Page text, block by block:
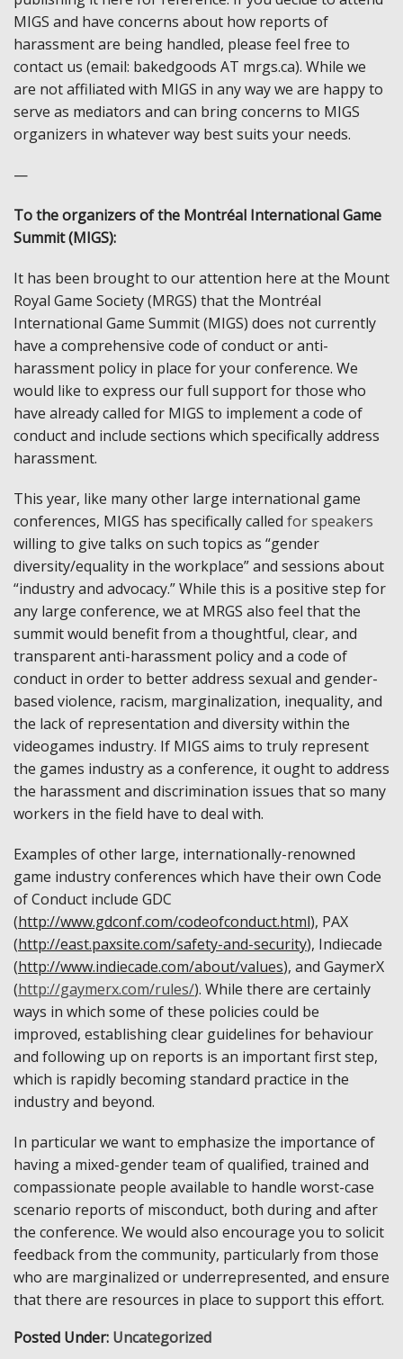
MIGS and have concerns about how reports of
harassment are being handled, please feel free to
contact us (email: bakedgoods AT mrgs.ca). While we
are not affiliated with MIGS in any way we are happy to
serve as mediators and can bring concerns to MIGS
organizers in whatever way best suits your needs.
—
To the organizers of the Montréal International Game
Summit (MIGS):
It has been brought to our attention here at the Mount
Royal Game Society (MRGS) that the Montréal
International Game Summit (MIGS) does not currently
have a comprehensive code of conduct or anti-
harassment policy in place for your conference. We
would like to express our full support for those who
have already called for MIGS to implement a code of
conduct and include sections which specifically address
harassment.
This year, like many other large international game
conferences, MIGS has specifically called for speakers
willing to give talks on such topics as “gender
diversity/equality in the workplace” and sessions about
“industry and advocacy.” While this is a positive step for
any large conference, we at MRGS also feel that the
summit would benefit from a thoughtful, clear, and
transparent anti-harassment policy and a code of
conduct in order to better address sexual and gender-
based violence, racism, marginalization, inequality, and
the lack of representation and diversity within the
videogames industry. If MIGS aims to truly represent
the games industry as a conference, it ought to address
the harassment and discrimination issues that so many
workers in the field have to deal with.
Examples of other large, internationally-renowned
game industry conferences which have their own Code
of Conduct include GDC
(http://www.gdconf.com/codeofconduct.html), PAX
(http://east.paxsite.com/safety-and-security), Indiecade
(http://www.indiecade.com/about/values), and GaymerX
(http://gaymerx.com/rules/). While there are certainly
ways in which some of these policies could be
improved, establishing clear guidelines for behaviour
and following up on reports is an important first step,
which is rapidly becoming standard practice in the
industry and beyond.
In particular we want to emphasize the importance of
having a mixed-gender team of qualified, trained and
compassionate people available to handle worst-case
scenario reports of misconduct, both during and after
the conference. We would also encourage you to solicit
feedback from the community, particularly from those
who are marginalized or underrepresented, and ensure
that there are resources in place to support this effort.
Posted Under: Uncategorized